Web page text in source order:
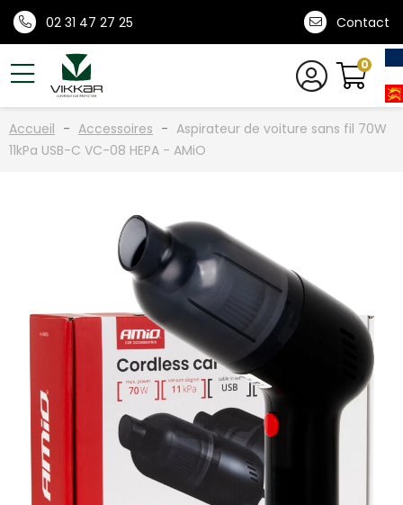
02 31 47 27 25 Contact
0
Accueil Accessoires
Aspirateur de voiture sans fil 70W
11kPa USB-C VC-08 HEPA - AMiO